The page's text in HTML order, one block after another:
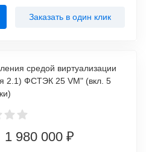
Заказать в один клик
средой виртуализации
2.1) ФСТЭК 25 VM" (вкл. 5
980 000 ₽